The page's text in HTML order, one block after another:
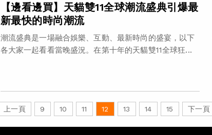
【邊看邊買】天貓雙11全球潮流盛典引爆最
新最快的時尚潮流
潮流盛典是一場融合娛樂、互動、最新時尚的盛宴，以下
各大家一起看看當晚盛況。在第十年的天貓雙11全球狂...
上一頁 9 10 11 12 13 14 15 下一頁